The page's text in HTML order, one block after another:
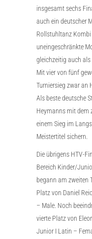
insgesamt sechs
auch ein deutscher
Rollstuhltanz Kombi
uneingeschränkte
gleichzeitig auch als
Mit vier von fünf
Turniersieg zwar an
Als beste deutsche
Heymanns mit dem
einem Sieg im
Meistertitel sichern.
Die übrigens HTV-
Bereich Kinder/
begann am zweiten
Platz von Daniel
– Male. Noch
vierte Platz von
Junior I Latin –